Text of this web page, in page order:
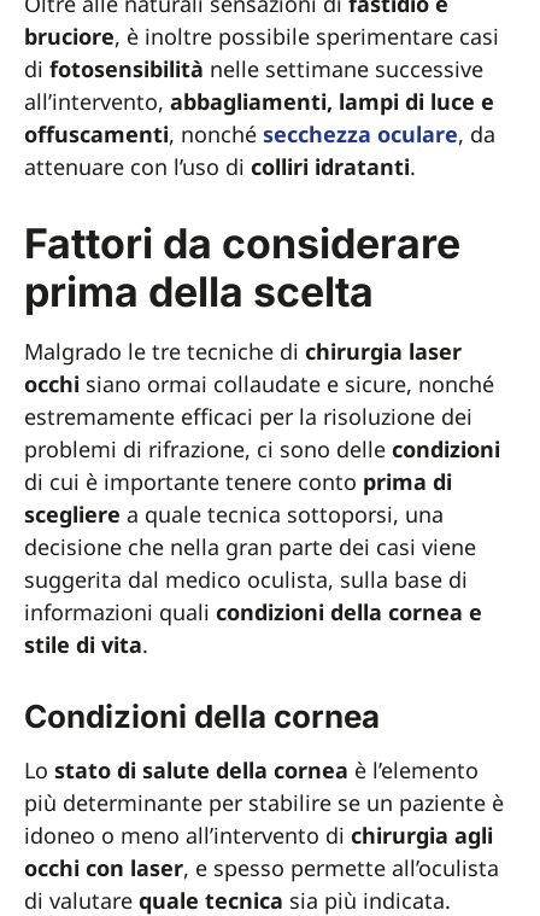
bruciore, è inoltre possibile sperimentare casi
di fotosensibilità nelle settimane successive
all’intervento, abbagliamenti, lampi di luce e
offuscamenti, nonché secchezza oculare, da
attenuare con l’uso di colliri idratanti.
Fattori da considerare
prima della scelta
Malgrado le tre tecniche di chirurgia laser
occhi siano ormai collaudate e sicure, nonché
estremamente efficaci per la risoluzione dei
problemi di rifrazione, ci sono delle condizioni
di cui è importante tenere conto prima di
scegliere a quale tecnica sottoporsi, una
decisione che nella gran parte dei casi viene
suggerita dal medico oculista, sulla base di
informazioni quali condizioni della cornea e
stile di vita.
Condizioni della cornea
Lo stato di salute della cornea è l’elemento
più determinante per stabilire se un paziente è
idoneo o meno all’intervento di chirurgia agli
occhi con laser, e spesso permette all’oculista
di valutare quale tecnica sia più indicata.